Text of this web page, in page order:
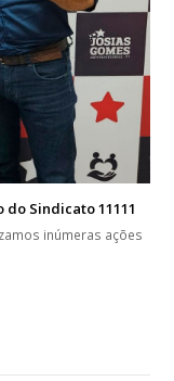
Sindicato 11111
inúmeras ações